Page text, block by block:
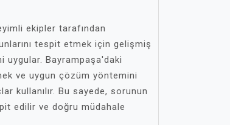
ekipler tarafından
tespit etmek için gelişmiş
uygular. Bayrampaşa'daki
ve uygun çözüm yöntemini
kullanılır. Bu sayede, sorunun
edilir ve doğru müdahale